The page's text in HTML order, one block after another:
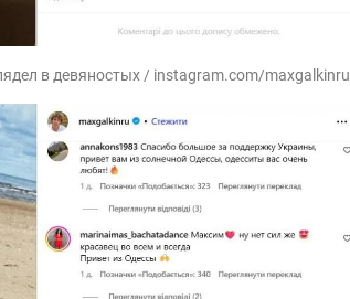
в девяностых / instagram.com/maxgalkinru